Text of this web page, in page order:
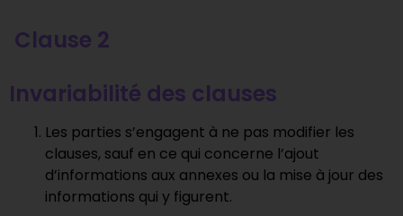
Clause 2
Invariabilité des clauses
Les parties s’engagent à ne pas modifier les
clauses, sauf en ce qui concerne l’ajout
d’informations aux annexes ou la mise à jour des
informations qui y figurent.